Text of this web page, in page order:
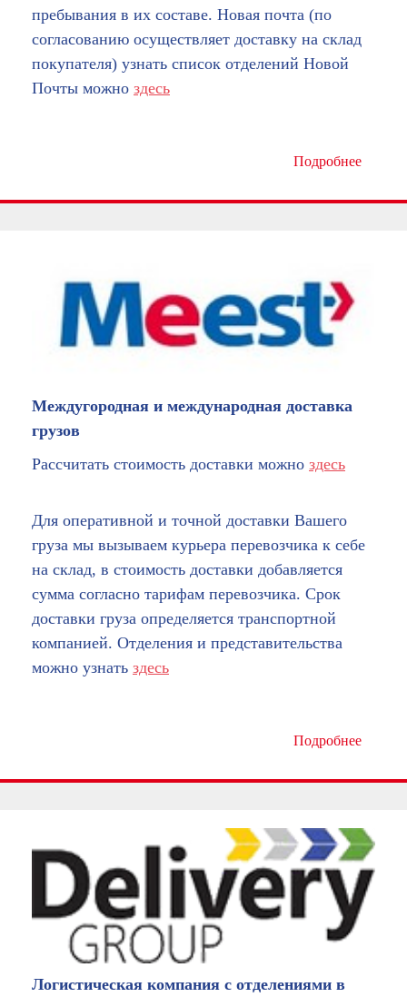
пребывания в их составе. Новая почта (по
согласованию осуществляет доставку на склад
покупателя) узнать список отделений Новой
Почты можно здесь
Подробнее
Междугородная и международная доставка
грузов
Рассчитать стоимость доставки можно здесь
Для оперативной и точной доставки Вашего
груза мы вызываем курьера перевозчика к себе
на склад, в стоимость доставки добавляется
сумма согласно тарифам перевозчика. Срок
доставки груза определяется транспортной
компанией. Отделения и представительства
можно узнать здесь
Подробнее
Логистическая компания с отделениями в